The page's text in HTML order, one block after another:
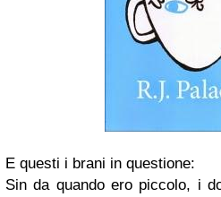
E questi i brani in questione:
Sin da quando ero piccolo, i